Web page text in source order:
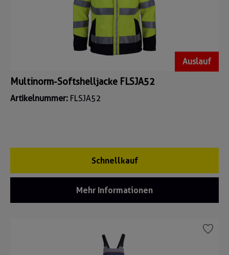
Auslauf
Multinorm-Softshelljacke FLSJA52
Artikelnummer: FLSJA52
Schnellkauf
Mehr Informationen